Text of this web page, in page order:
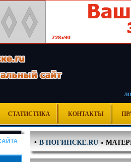
СТАТИСТИКА КОНТАКТЫ
•В НОГИНСКЕ.RU»